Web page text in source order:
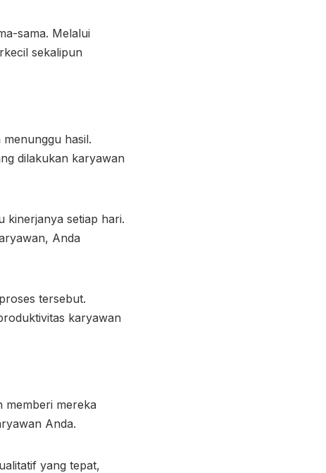
sama. Melalui
sekalipun
hasil.
dilakukan karyawan
kinerjanya setiap hari.
Anda
tersebut.
karyawan
memberi mereka
Anda.
yang tepat,